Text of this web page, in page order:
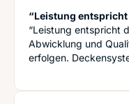
“Leistung
“Leistung entspricht
Abwicklung und
erfolgen.